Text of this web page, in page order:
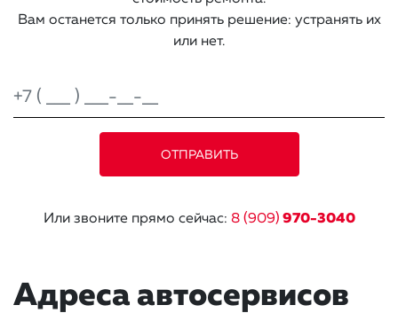
Вам останется только принять решение: устранять их
или нет.
Или звоните прямо сейчас: 8 (909) 970-3040
Адреса автосервисов